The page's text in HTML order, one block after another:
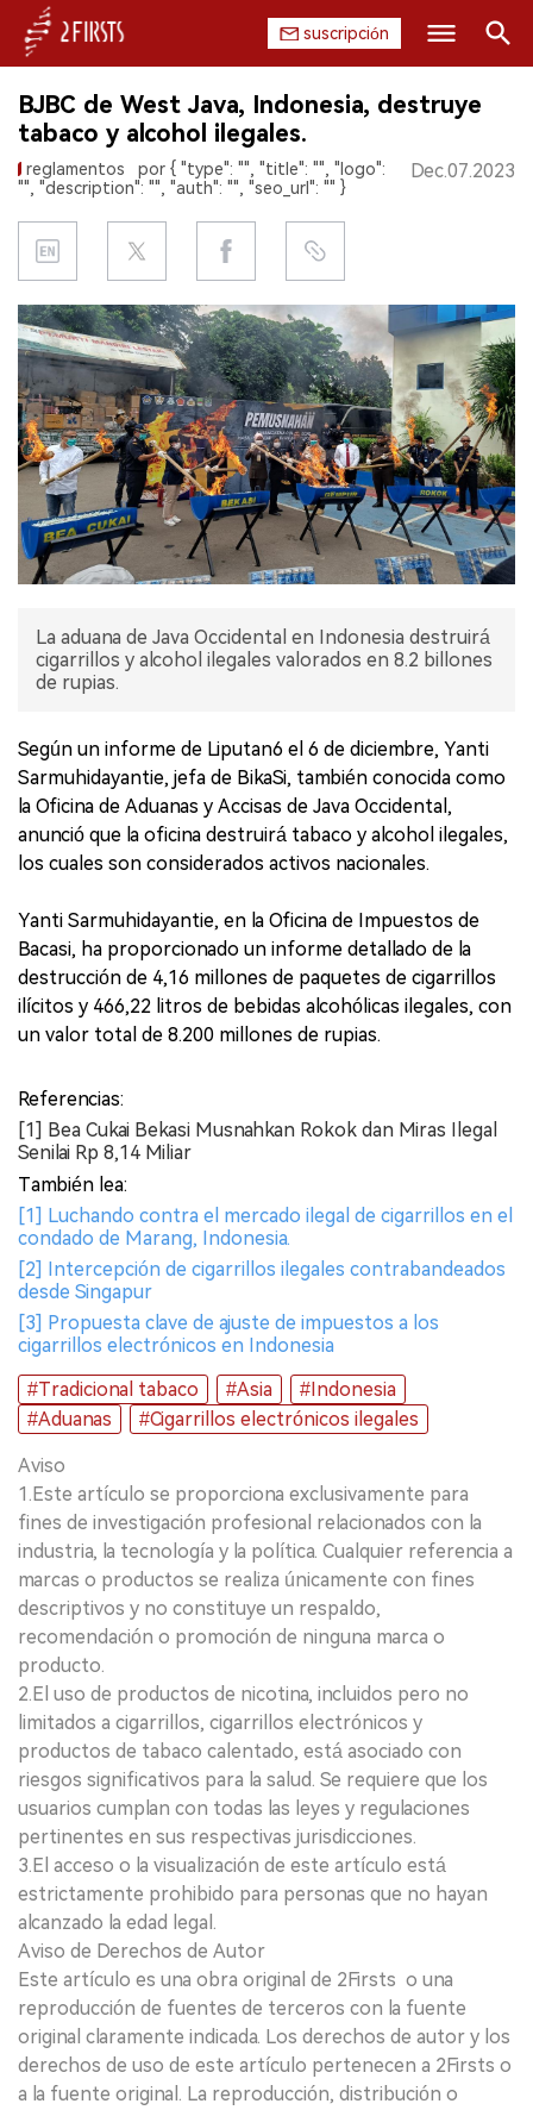
suscripción
INICIO
EMPRESA
PRODUCTO
CHINA
DATOS
EXPOSICIÓN
ENTREVISTA
Buscar
BJBC de West Java, Indonesia, destruye
tabaco y alcohol ilegales.
reglamentos
por { "type": "", "title": "", "logo":
"", "description": "", "auth": "", "seo_url": "" }
Dec.07.2023
La aduana de Java Occidental en Indonesia destruirá
cigarrillos y alcohol ilegales valorados en 8.2 billones
de rupias.
Según un informe de Liputan6 el 6 de diciembre, Yanti
Sarmuhidayantie, jefa de BikaSi, también conocida como
la Oficina de Aduanas y Accisas de Java Occidental,
anunció que la oficina destruirá tabaco y alcohol ilegales,
los cuales son considerados activos nacionales.
Yanti Sarmuhidayantie, en la Oficina de Impuestos de
Bacasi, ha proporcionado un informe detallado de la
destrucción de 4,16 millones de paquetes de cigarrillos
ilícitos y 466,22 litros de bebidas alcohólicas ilegales, con
un valor total de 8.200 millones de rupias.
Referencias:
[1] Bea Cukai Bekasi Musnahkan Rokok dan Miras Ilegal
Senilai Rp 8,14 Miliar
También lea:
[1] Luchando contra el mercado ilegal de cigarrillos en el
condado de Marang, Indonesia.
[2] Intercepción de cigarrillos ilegales contrabandeados
desde Singapur
[3] Propuesta clave de ajuste de impuestos a los
cigarrillos electrónicos en Indonesia
#Tradicional tabaco
#Asia
#Indonesia
#Aduanas
#Cigarrillos electrónicos ilegales
Aviso
1.Este artículo se proporciona exclusivamente para
fines de investigación profesional relacionados con la
industria, la tecnología y la política. Cualquier referencia a
marcas o productos se realiza únicamente con fines
descriptivos y no constituye un respaldo,
recomendación o promoción de ninguna marca o
producto.
2.El uso de productos de nicotina, incluidos pero no
limitados a cigarrillos, cigarrillos electrónicos y
productos de tabaco calentado, está asociado con
riesgos significativos para la salud. Se requiere que los
usuarios cumplan con todas las leyes y regulaciones
pertinentes en sus respectivas jurisdicciones.
3.El acceso o la visualización de este artículo está
estrictamente prohibido para personas que no hayan
alcanzado la edad legal.
Aviso de Derechos de Autor
Este artículo es una obra original de 2Firsts o una
reproducción de fuentes de terceros con la fuente
original claramente indicada. Los derechos de autor y los
derechos de uso de este artículo pertenecen a 2Firsts o
a la fuente original. La reproducción, distribución o